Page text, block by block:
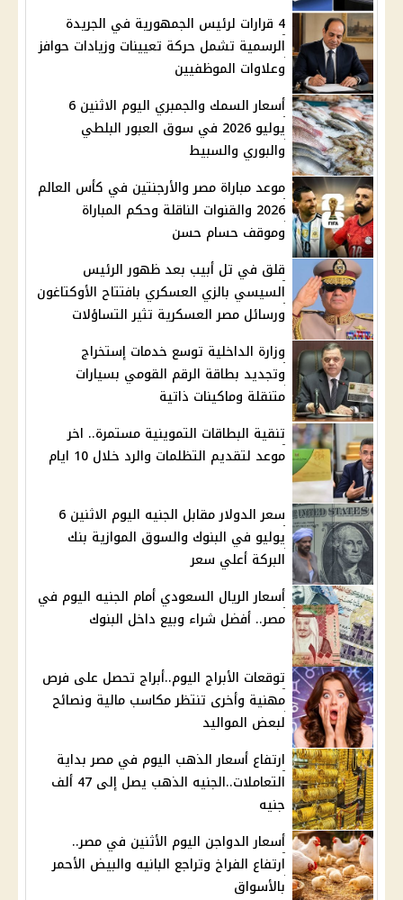
4 قرارات لرئيس الجمهورية في الجريدة
الرسمية تشمل حركة تعيينات وزيادات حوافز
وعلاوات الموظفيين
أسعار السمك والجمبري اليوم الاثنين 6
يوليو 2026 في سوق العبور البلطي
والبوري والسبيط
موعد مباراة مصر والأرجنتين في كأس العالم
2026 والقنوات الناقلة وحكم المباراة
وموقف حسام حسن
قلق في تل أبيب بعد ظهور الرئيس
السيسي بالزي العسكري بافتتاح الأوكتاغون
ورسائل مصر العسكرية تثير التساؤلات
وزارة الداخلية توسع خدمات إستخراج
وتجديد بطاقة الرقم القومي بسيارات
متنقلة وماكينات ذاتية
تنقية البطاقات التموينية مستمرة.. اخر
موعد لتقديم التظلمات والرد خلال 10 ايام
سعر الدولار مقابل الجنيه اليوم الاثنين 6
يوليو في البنوك والسوق الموازية بنك
البركة أعلي سعر
أسعار الريال السعودي أمام الجنيه اليوم في
مصر.. أفضل شراء وبيع داخل البنوك
توقعات الأبراج اليوم..أبراج تحصل على فرص
مهنية وأخرى تنتظر مكاسب مالية ونصائح
لبعض المواليد
ارتفاع أسعار الذهب اليوم في مصر بداية
التعاملات..الجنيه الذهب يصل إلى 47 ألف
جنيه
أسعار الدواجن اليوم الأثنين في مصر..
ارتفاع الفراخ وتراجع البانيه والبيض الأحمر
بالأسواق